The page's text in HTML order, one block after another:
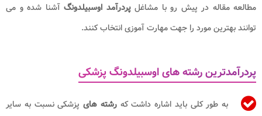
مطالعه مقاله در پیش رو با مشاغلپردرآمد اوسبیلدونگ آشنا شده و می
توانند بهترین مورد را جهت مهارت آموزی انتخاب کنند.
پردرآمدترین رشته های اوسبیلدونگ پزشکی
به طور کلی باید اشاره داشت که رشته های پزشکی نسبت به سایر